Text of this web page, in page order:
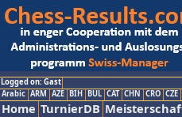
Logged on: Gast
Arabic ARM AZE BIH BUL CAT CHN CRO CZE
Home TurnierDB